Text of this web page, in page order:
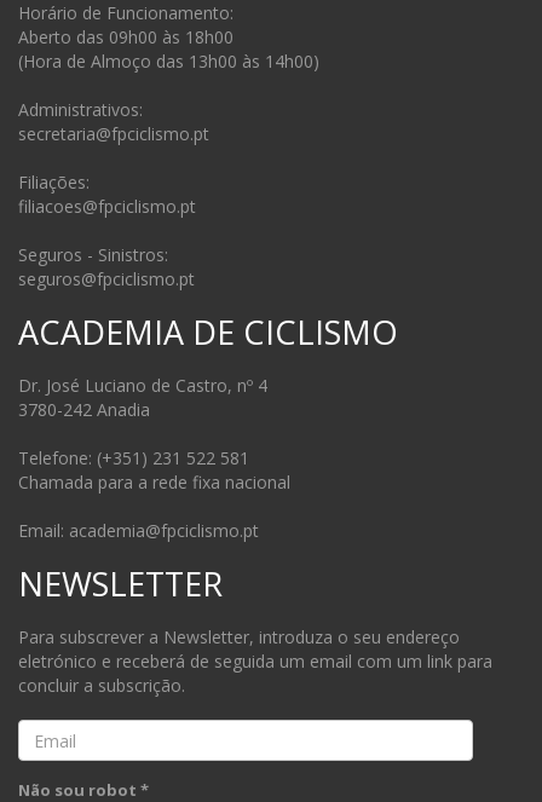
Horário de Funcionamento:
Aberto das 09h00 às 18h00
(Hora de Almoço das 13h00 às 14h00)
Administrativos:
secretaria@fpciclismo.pt
Filiações:
filiacoes@fpciclismo.pt
Seguros - Sinistros:
seguros@fpciclismo.pt
ACADEMIA DE CICLISMO
Dr. José Luciano de Castro, nº 4
3780-242 Anadia
Telefone: (+351) 231 522 581
Chamada para a rede fixa nacional
Email: academia@fpciclismo.pt
NEWSLETTER
Para subscrever a Newsletter, introduza o seu endereço
eletrónico e receberá de seguida um email com um link para
concluir a subscrição.
Email
Não sou robot *